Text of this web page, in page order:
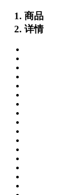
商品
详情